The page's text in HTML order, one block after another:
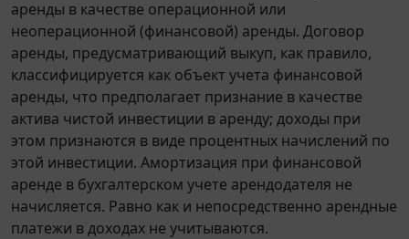
аренды в качестве операционной или
неоперационной (финансовой) аренды. Договор
аренды, предусматривающий выкуп, как правило,
классифицируется как объект учета финансовой
аренды, что предполагает признание в качестве
актива чистой инвестиции в аренду; доходы при
этом признаются в виде процентных начислений по
этой инвестиции. Амортизация при финансовой
аренде в бухгалтерском учете арендодателя не
начисляется. Равно как и непосредственно арендные
платежи в доходах не учитываются.